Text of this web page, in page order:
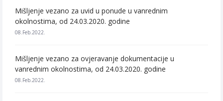
Mišljenje vezano za uvid u ponude u vanrednim
okolnostima, od 24.03.2020. godine
08.Feb.2022.
Mišljenje vezano za ovjeravanje dokumentacije u
vanrednim okolnostima, od 24.03.2020. godine
08.Feb.2022.